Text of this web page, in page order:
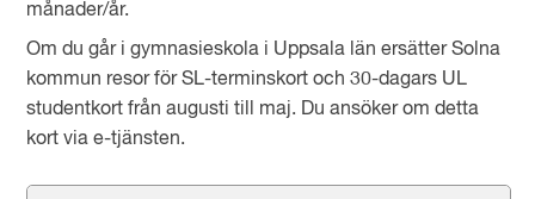
månader/år.
Om du går i gymnasieskola i Uppsala län ersätter Solna
kommun resor för SL-terminskort och 30-dagars UL
studentkort från augusti till maj. Du ansöker om detta
kort via e-tjänsten.